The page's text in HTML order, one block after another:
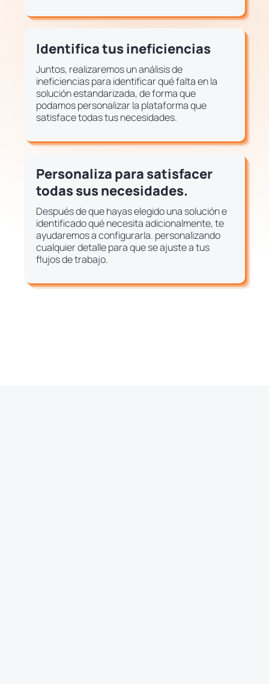
Identifica tus ineficiencias
Juntos, realizaremos un análisis de
ineficiencias para identificar qué falta en la
solución estandarizada, de forma que
podamos personalizar la plataforma que
satisface todas tus necesidades.
Personaliza para satisfacer
todas sus necesidades.
Después de que hayas elegido una solución e
identificado qué necesita adicionalmente, te
ayudaremos a configurarla. personalizando
cualquier detalle para que se ajuste a tus
flujos de trabajo.